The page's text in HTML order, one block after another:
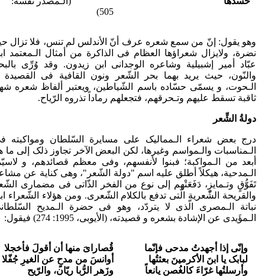
505)
وهو یقول: إنّ من سمع شعره عرف أنّ الأندلس لم تنس، فلا تزال
نضرة، ولایزال شعراؤها العظام فی الذاکرة من أمثال الـمعتمد
عبّاد أمیر إشبیلیة وشاعره الوجدانی ابن زیدون. وقد وُرِّی
والنّون، حیث یرید بهما بحر الشّعر ونون القافیة فی القصیدة
الـحوت، و یسمّی حسّاده باسم الشّیاطین، ویعتبر ألفاظ شعره
ثاقبة تسقط علیهم وتـحرقهم، فتجعلهم رماداً تذروه الرّیاح.
دولةُ الشِّعر
درج بعض شعراء الـممالیک علی مسایرة السّلطان ومواکبته
الـمناسبات والـمواسم وغیرها، لکن البعض الآخر تجاوز ذلک إلی ما
أبعد من الـمواکبة؛ فبنوا لأنفسهم، وفی معظم قصائدهم، و
الـمدحیة، هیکلاً أطلق علیه اسم "دولة الشّعر"، وهی کنایة عن
تَفَوُّقٍ وتـمایزٍ، دَفَعَتْهم إلی نوع من الفخر الذّاتی فی مضماری
والقریحة الشّعریة الّتی تدفع بالکلام الشّعری. ومن هؤلاء الشّعراء
نباتة الـمصری الّذی لا یتردّد، وهو فی حضرة الـمدیح
الـمؤَیدی عن الإشادة بشعره و قصیدته، (الأیوبی، 1995: 274) فیقول:
وإنّی إذا أجهدتُ مدحی فإنّما
لبابک یا ابنَ الأکرمینَ بعثتُها
وأرسلتُها غرّاءَ کالغُصنِ یانعاً
قُصاراىَ منها أن أقولَ فأخجلا
أوانسَ من مدحٍ عن الغیرِ جُفّلا
وزَهرِ الرُّبا ریّان، والرّیحِ